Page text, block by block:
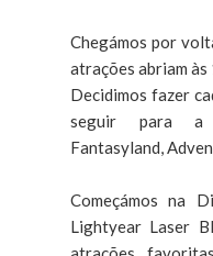
Chegámos por
atrações abriam às
Decidimos fazer
seguir para a
Fantasyland,
Começámos na
Lightyear Laser